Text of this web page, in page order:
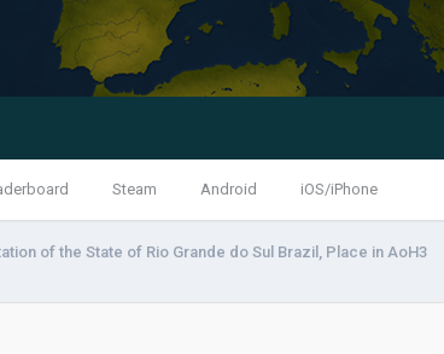
Steam Android iOS/iPhone
of the State of Rio Grande do Sul Brazil, Place in AoH3